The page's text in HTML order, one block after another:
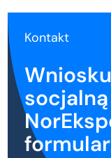
Kontakt